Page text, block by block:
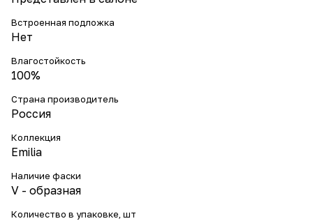
Встроенная подложка
Нет
Влагостойкость
100%
Страна производитель
Россия
Коллекция
Emilia
Наличие фаски
V - образная
Количество в упаковке, шт